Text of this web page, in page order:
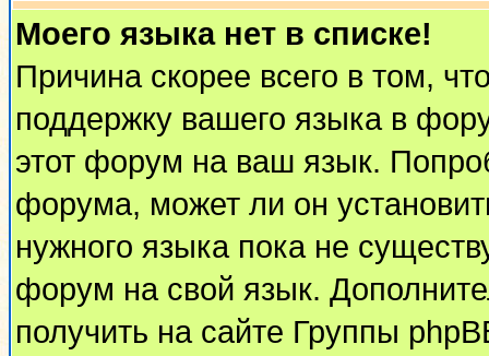
Моего языка нет в списке!
Причина скорее всего в том,
поддержку вашего языка в
этот форум на ваш язык.
форума, может ли он
нужного языка пока не
форум на свой язык.
получить на сайте Группы